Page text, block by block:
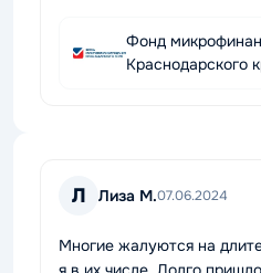
Фонд
Краснодарского
Л Лиза М.07.06.2024
Многие жалуются на